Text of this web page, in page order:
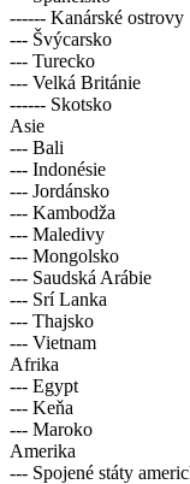
------ Kanárské ostrovy
--- Švýcarsko
--- Turecko
--- Velká Británie
------ Skotsko
Asie
--- Bali
--- Indonésie
--- Jordánsko
--- Kambodža
--- Maledivy
--- Mongolsko
--- Saudská Arábie
--- Srí Lanka
--- Thajsko
--- Vietnam
Afrika
--- Egypt
--- Keňa
--- Maroko
Amerika
--- Spojené státy